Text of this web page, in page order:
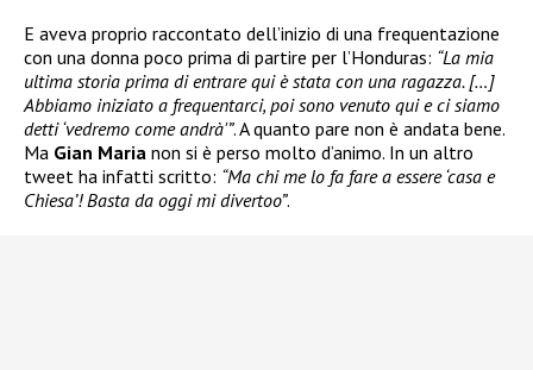
E aveva proprio raccontato dell’inizio di una frequentazione
con una donna poco prima di partire per l’Honduras: “La mia
ultima storia prima di entrare qui è stata con una ragazza. […]
Abbiamo iniziato a frequentarci, poi sono venuto qui e ci siamo
detti ‘vedremo come andrà'”. A quanto pare non è andata bene.
Ma Gian Maria non si è perso molto d’animo. In un altro
tweet ha infatti scritto: “Ma chi me lo fa fare a essere ‘casa e
Chiesa’! Basta da oggi mi divertoo”.